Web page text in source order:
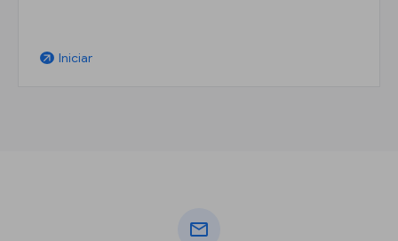
arrow_outward Iniciar
mail